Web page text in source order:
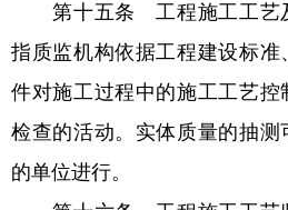
第十五条 工程施工工艺
指质监机构依据工程建设标准
件对施工过程中的施工工艺控
检查的活动。实体质量的抽
的单位进行。